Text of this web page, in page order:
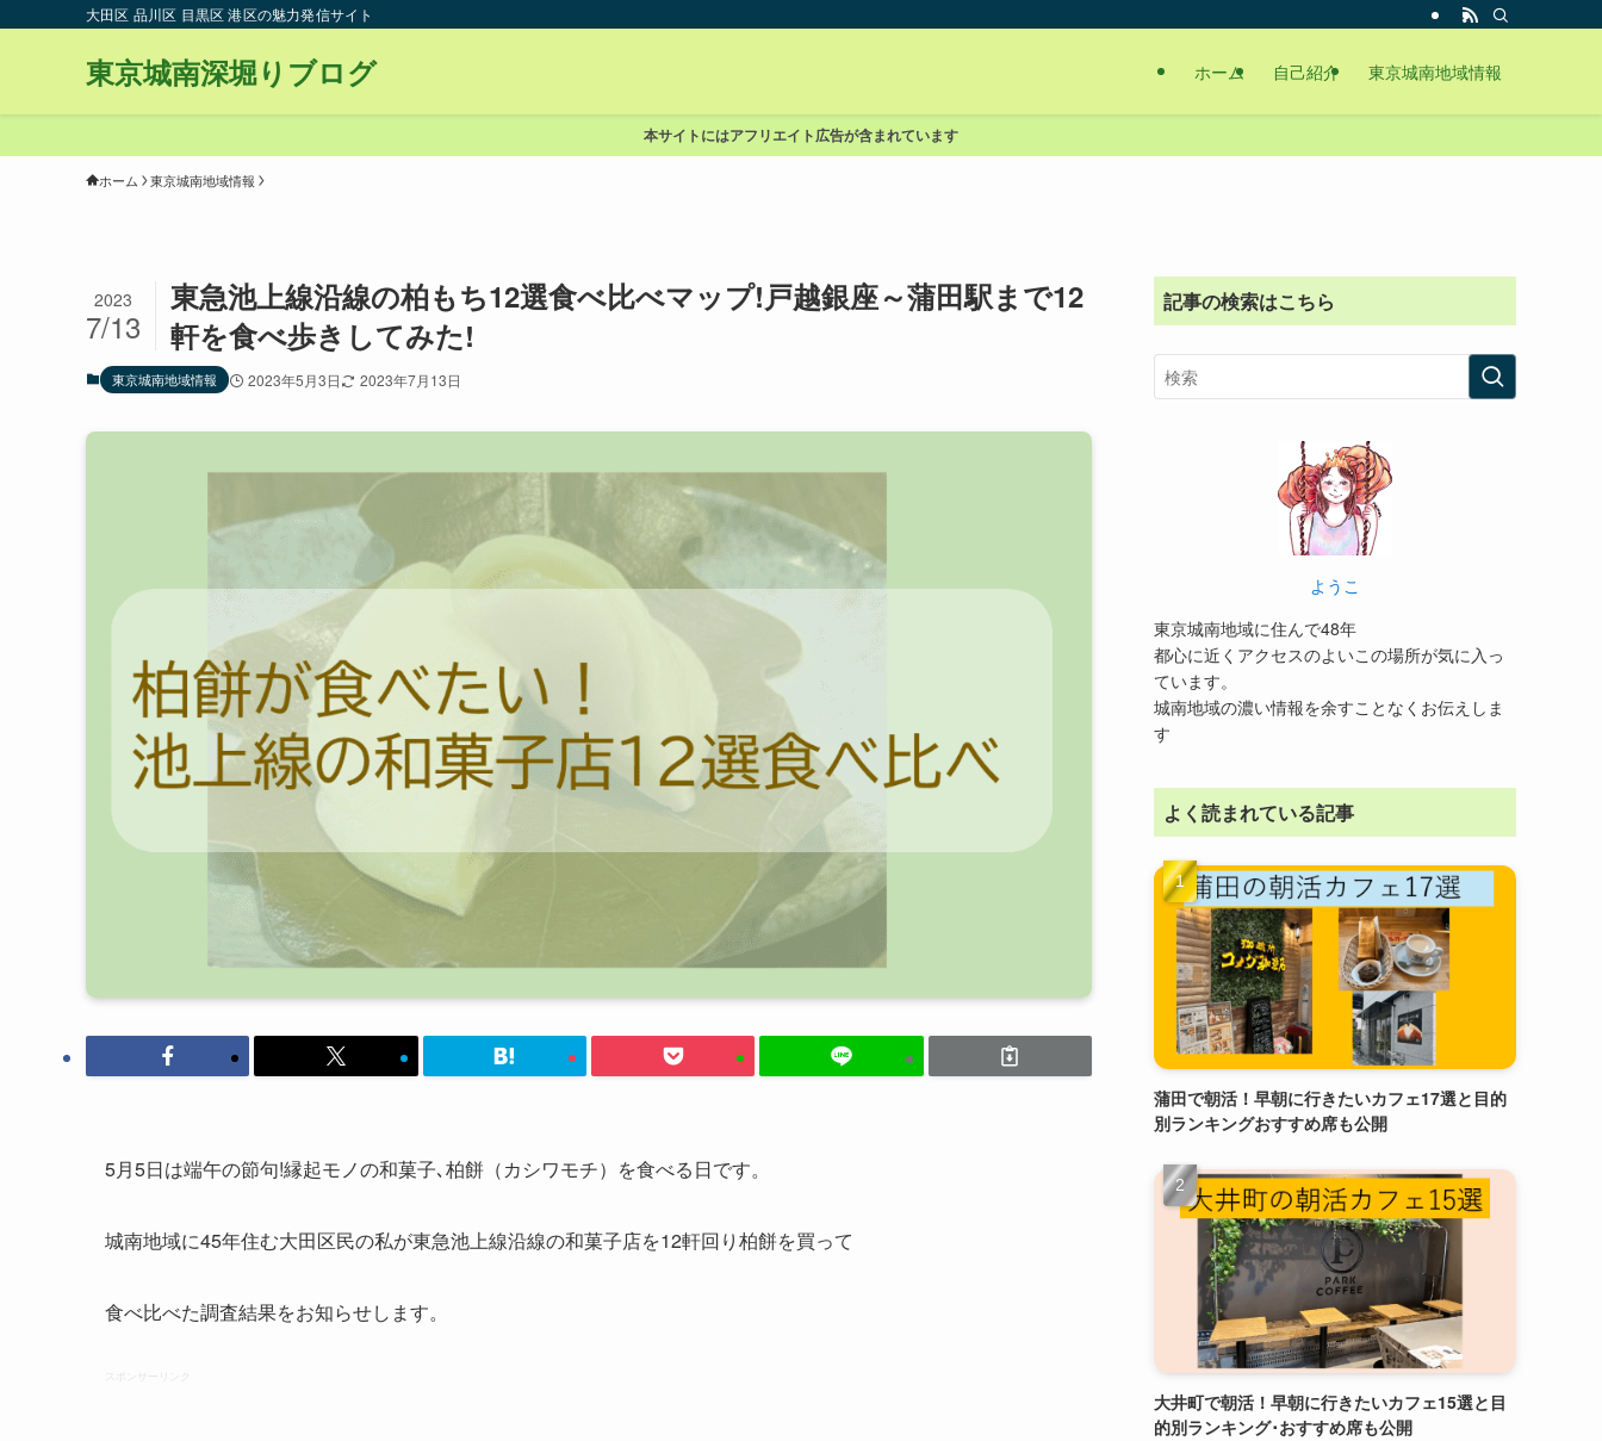
大田区 品川区 目黒区 港区の魅力発信サイト
東京城南深堀りブログ ホーム 自己紹介 東京城南地域情報
本サイトにはアフリエイト広告が含まれています
ホーム 東京城南地域情報
東急池上線沿線の柏もち12選食べ比べマップ!戸越銀座～蒲田駅まで12
軒を食べ歩きしてみた!
2023
7/13
東京城南地域情報 2023年5月3日 2023年7月13日
5月5日は端午の節句!縁起モノの和菓子､柏餅（カシワモチ）を食べる日です。
城南地域に45年住む大田区民の私が東急池上線沿線の和菓子店を12軒回り柏餅を買って
食べ比べた調査結果をお知らせします。
記事の検索はこちら
ようこ
東京城南地域に住んで48年
都心に近くアクセスのよいこの場所が気に入っ
ています。
城南地域の濃い情報を余すことなくお伝えしま
す
よく読まれている記事
蒲田で朝活！早朝に行きたいカフェ17選と目的
別ランキングおすすめ席も公開
大井町で朝活！早朝に行きたいカフェ15選と目
的別ランキング･おすすめ席も公開